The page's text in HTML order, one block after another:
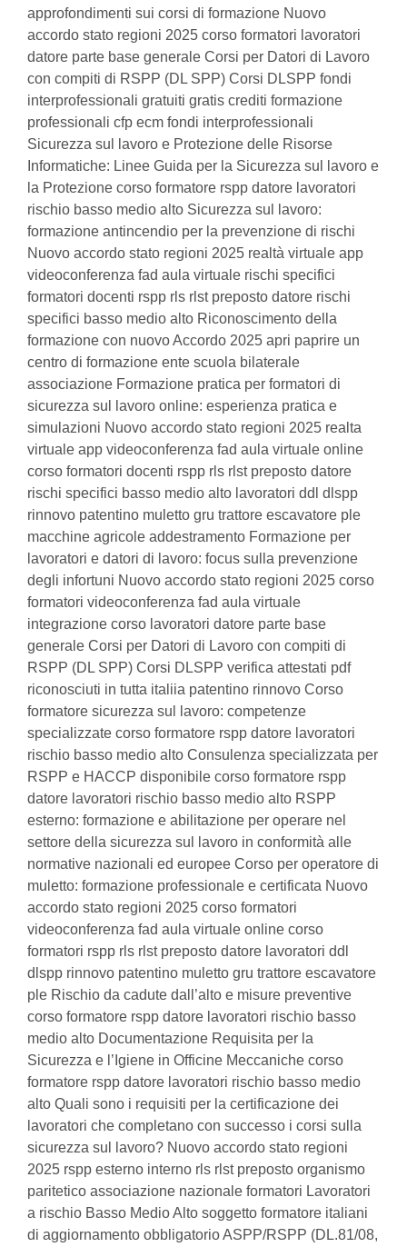
approfondimenti sui corsi di formazione Nuovo
accordo stato regioni 2025 corso formatori lavoratori
datore parte base generale Corsi per Datori di Lavoro
con compiti di RSPP (DL SPP) Corsi DLSPP fondi
interprofessionali gratuiti gratis crediti formazione
professionali cfp ecm fondi interprofessionali
Sicurezza sul lavoro e Protezione delle Risorse
Informatiche: Linee Guida per la Sicurezza sul lavoro e
la Protezione corso formatore rspp datore lavoratori
rischio basso medio alto Sicurezza sul lavoro:
formazione antincendio per la prevenzione di rischi
Nuovo accordo stato regioni 2025 realtà virtuale app
videoconferenza fad aula virtuale rischi specifici
formatori docenti rspp rls rlst preposto datore rischi
specifici basso medio alto Riconoscimento della
formazione con nuovo Accordo 2025 apri paprire un
centro di formazione ente scuola bilaterale
associazione Formazione pratica per formatori di
sicurezza sul lavoro online: esperienza pratica e
simulazioni Nuovo accordo stato regioni 2025 realta
virtuale app videoconferenza fad aula virtuale online
corso formatori docenti rspp rls rlst preposto datore
rischi specifici basso medio alto lavoratori ddl dlspp
rinnovo patentino muletto gru trattore escavatore ple
macchine agricole addestramento Formazione per
lavoratori e datori di lavoro: focus sulla prevenzione
degli infortuni Nuovo accordo stato regioni 2025 corso
formatori videoconferenza fad aula virtuale
integrazione corso lavoratori datore parte base
generale Corsi per Datori di Lavoro con compiti di
RSPP (DL SPP) Corsi DLSPP verifica attestati pdf
riconosciuti in tutta italiia patentino rinnovo Corso
formatore sicurezza sul lavoro: competenze
specializzate corso formatore rspp datore lavoratori
rischio basso medio alto Consulenza specializzata per
RSPP e HACCP disponibile corso formatore rspp
datore lavoratori rischio basso medio alto RSPP
esterno: formazione e abilitazione per operare nel
settore della sicurezza sul lavoro in conformità alle
normative nazionali ed europee Corso per operatore di
muletto: formazione professionale e certificata Nuovo
accordo stato regioni 2025 corso formatori
videoconferenza fad aula virtuale online corso
formatori rspp rls rlst preposto datore lavoratori ddl
dlspp rinnovo patentino muletto gru trattore escavatore
ple Rischio da cadute dall’alto e misure preventive
corso formatore rspp datore lavoratori rischio basso
medio alto Documentazione Requisita per la
Sicurezza e l’Igiene in Officine Meccaniche corso
formatore rspp datore lavoratori rischio basso medio
alto Quali sono i requisiti per la certificazione dei
lavoratori che completano con successo i corsi sulla
sicurezza sul lavoro? Nuovo accordo stato regioni
2025 rspp esterno interno rls rlst preposto organismo
paritetico associazione nazionale formatori Lavoratori
a rischio Basso Medio Alto soggetto formatore italiani
di aggiornamento obbligatorio ASPP/RSPP (DL.81/08,